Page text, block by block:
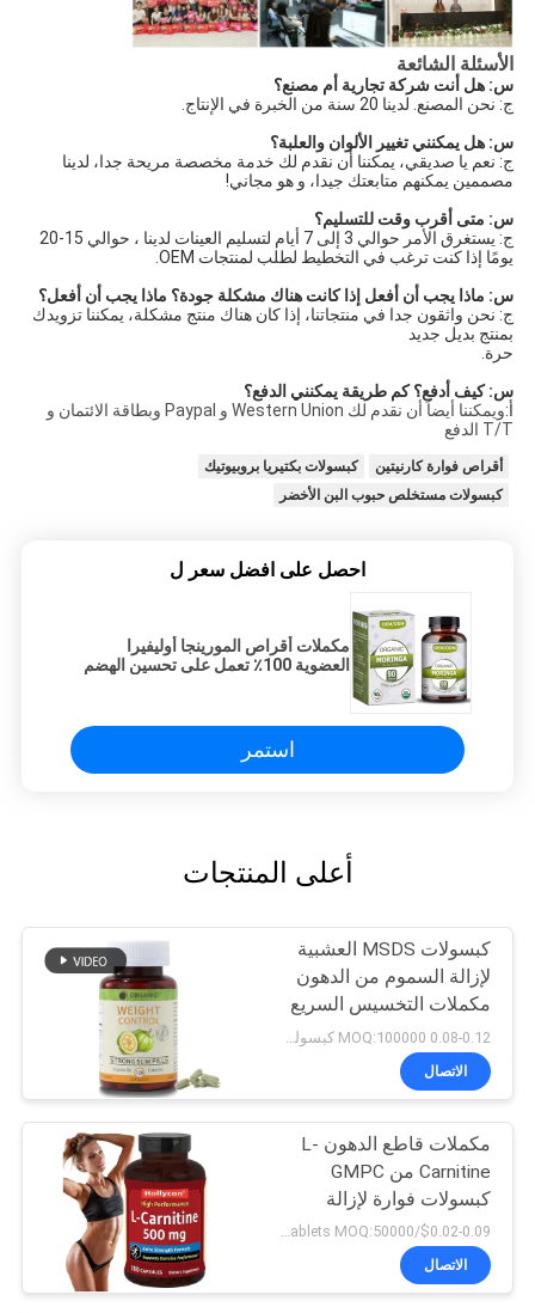
الأسئلة الشائعة
س: هل أنت شركة تجارية أم مصنع؟
ج: نحن المصنع. لدينا 20 سنة من الخبرة في الإنتاج.
س: هل يمكنني تغيير الألوان والعلبة؟
ج: نعم يا صديقي، يمكننا أن نقدم لك خدمة مخصصة مريحة جدا، لدينا
مصممين يمكنهم متابعتك جيدا، و هو مجاني!
س: متى أقرب وقت للتسليم؟
ج: يستغرق الأمر حوالي 3 إلى 7 أيام لتسليم العينات لدينا ، حوالي 15-20
يومًا إذا كنت ترغب في التخطيط لطلب لمنتجات OEM.
س: ماذا يجب أن أفعل إذا كانت هناك مشكلة جودة؟ ماذا يجب أن أفعل؟
ج: نحن واثقون جدا في منتجاتنا، إذا كان هناك منتج مشكلة، يمكننا تزويدك
بمنتج بديل جديد
حرة.
س: كيف أدفع؟ كم طريقة يمكنني الدفع؟
أ:
ويمكننا أيضاً أن نقدم لك Western Union و Paypal وبطاقة الائتمان و
T/T الدفع
أقراص فوارة كارنيتين
كبسولات بكتيريا بروبيوتيك
كبسولات مستخلص حبوب البن الأخضر
احصل على افضل سعر ل
مكملات أقراص المورينجا أوليفيرا
العضوية 100٪ تعمل على تحسين الهضم
استمر
أعلى المنتجات
كبسولات MSDS العشبية
لإزالة السموم من الدهون
مكملات التخسيس السريع
120 كبسولة
الاتصال
مكملات قاطع الدهون L-
Carnitine من GMPC
كبسولات فوارة لإزالة
السموم
$0.02-0.09/tablets MOQ:50000 حبة
الاتصال